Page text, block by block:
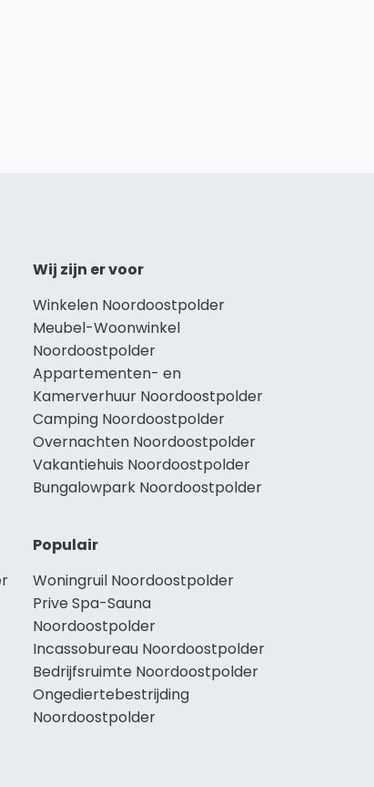
Wij zijn er voor
Winkelen Noordoostpolder
Meubel-Woonwinkel
Noordoostpolder
Appartementen- en
Kamerverhuur Noordoostpolder
Camping Noordoostpolder
Overnachten Noordoostpolder
Vakantiehuis Noordoostpolder
Bungalowpark Noordoostpolder
Populair
Woningruil Noordoostpolder
Prive Spa-Sauna
Noordoostpolder
Incassobureau Noordoostpolder
Bedrijfsruimte Noordoostpolder
Ongediertebestrijding
Noordoostpolder